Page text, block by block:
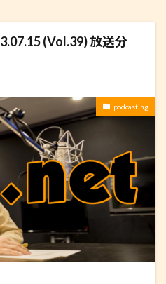
(Vol.39) 放送分
podcasting